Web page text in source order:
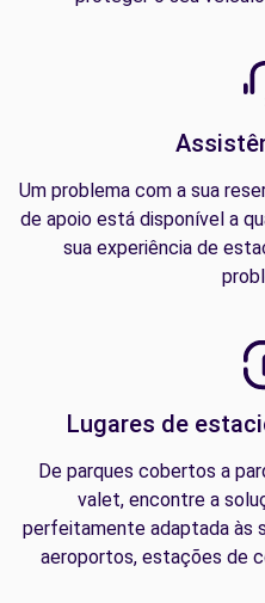
Um problema com a sua
de apoio está disponível a
sua experiência de
Lugares de
De parques cobertos a
valet, encontre a
perfeitamente adaptada às
aeroportos, estações de